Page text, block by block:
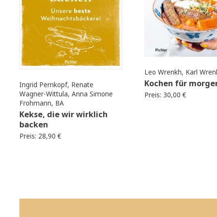
WEITERE EMPFEHLUNGEN